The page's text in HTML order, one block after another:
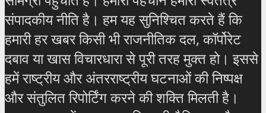
संपादकीय नीति है। हम यह सुनिश्चित करते हैं कि
हमारी हर खबर किसी भी राजनीतिक दल, कॉर्पोरेट
दबाव या खास विचारधारा से पूरी तरह मुक्त हो। इससे
हमें राष्ट्रीय और अंतरराष्ट्रीय घटनाओं की निष्पक्ष
और संतुलित रिपोर्टिंग करने की शक्ति मिलती है।